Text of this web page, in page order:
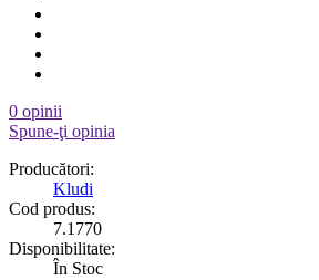
0 opinii
Spune-ţi opinia
Producători:
Kludi
Cod produs:
7.1770
Disponibilitate:
În Stoc